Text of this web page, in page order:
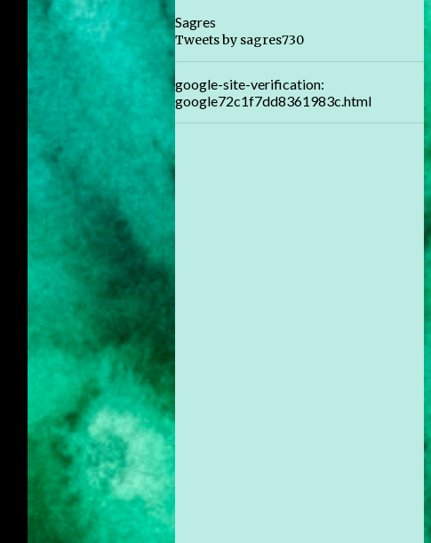
Sagres
Tweets by sagres730
google-site-verification:
google72c1f7dd8361983c.html